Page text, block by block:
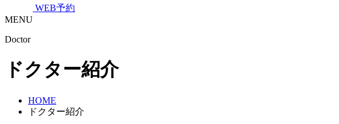
WEB予約
MENU
Doctor
ドクター紹介
HOME
ドクター紹介